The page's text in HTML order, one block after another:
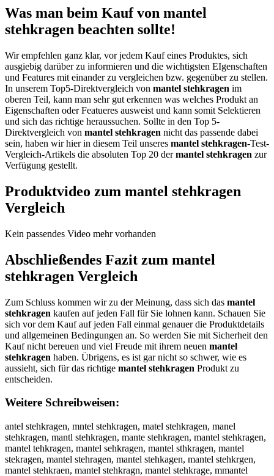
Was man beim Kauf von mantel
stehkragen beachten sollte!
Wir empfehlen ganz klar, vor jedem Kauf eines Produktes, sich
ausgiebig darüber zu informieren und die wichtigsten EIgenschaften
und Features mit einander zu vergleichen bzw. gegenüber zu stellen.
In unserem Top5-Direktvergleich von mantel stehkragen im
oberen Teil, kann man sehr gut erkennen was welches Produkt an
Eigenschaften oder Featueres ausweist und kann somit Selektieren
und sich das richtige heraussuchen. Sollte in den Top 5-
Direktvergleich von mantel stehkragen nicht das passende dabei
sein, haben wir hier in diesem Teil unseres mantel stehkragen-Test-
Vergleich-Artikels die absoluten Top 20 dermantel stehkragen zur
Verfügung gestellt.
Produktvideo zum mantel stehkragen
Vergleich
Kein passendes Video mehr vorhanden
Abschließendes Fazit zum mantel
stehkragen Vergleich
Zum Schluss kommen wir zu der Meinung, dass sich das mantel
stehkragen kaufen auf jeden Fall für Sie lohnen kann. Schauen Sie
sich vor dem Kauf auf jeden Fall einmal genauer die Produktdetails
und allgemeinen Bedingungen an. So werden Sie mit Sicherheit den
Kauf nicht bereuen und viel Freude mit ihrem neuen mantel
stehkragen haben. Übrigens, es ist gar nicht so schwer, wie es
aussieht, sich für das richtige mantel stehkragen Produkt zu
entscheiden.
Weitere Schreibweisen:
antel stehkragen, mntel stehkragen, matel stehkragen, manel
stehkragen, mantl stehkragen, mante stehkragen, mantel stehkragen,
mantel tehkragen, mantel sehkragen, mantel sthkragen, mantel
stekragen, mantel stehragen, mantel stehkagen, mantel stehkrgen,
mantel stehkraen, mantel stehkragn, mantel stehkrage, mmantel